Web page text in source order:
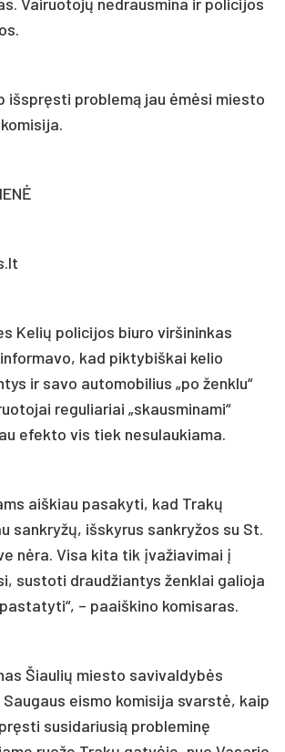
išspręsti problemą jau ėmėsi miesto
Kelių policijos biuro viršininkas
kad piktybiškai kelio
ir savo automobilius „po ženklu“
reguliariai „skausminami“
efekto vis tiek nesulaukiama.
aiškiau pasakyti, kad Trakų
sankryžų, išskyrus sankryžos su St.
nėra. Visa kita tik įvažiavimai į
sustoti draudžiantys ženklai galioja
– paaiškino komisaras.
Šiaulių miesto savivaldybės
eismo komisija svarstė, kaip
susidariusią probleminę